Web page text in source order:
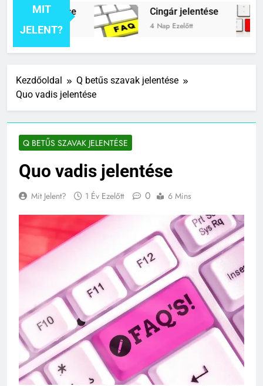
MIT
JELENT?
jelentése Cingár jelentése
4 Nap Ezelőtt
Kezdőoldal
Q betűs szavak jelentése
Quo vadis jelentése
Q BETŰS SZAVAK JELENTÉSE
Quo vadis jelentése
Mit Jelent? 1 Év Ezelőtt 0 6 Mins